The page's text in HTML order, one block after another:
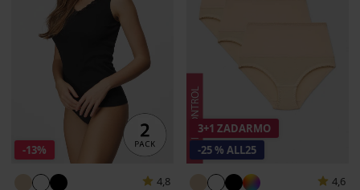
-13%
4,8
3+1 ZADARMO
-25 % ALL25
4,6